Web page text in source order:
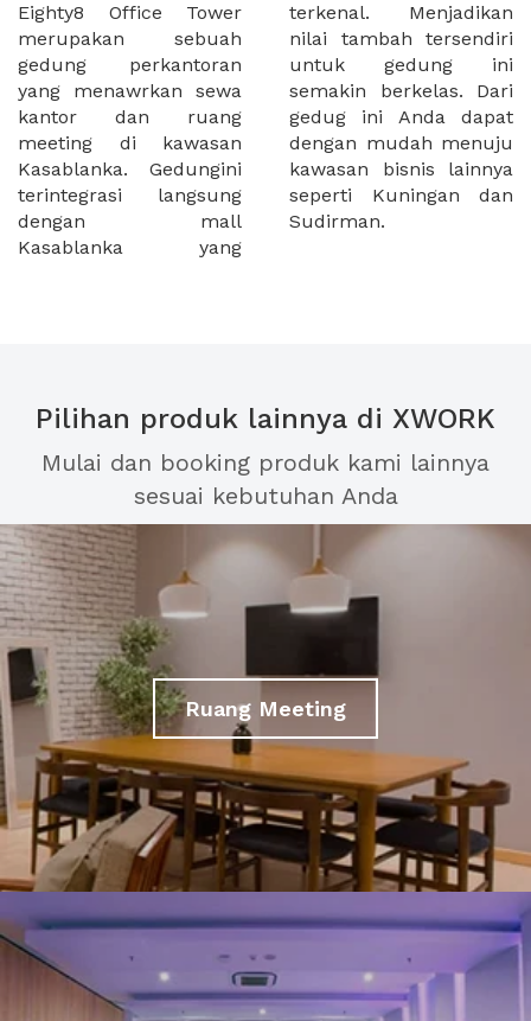
Eighty8 Office Tower
merupakan sebuah
gedung perkantoran
yang menawrkan sewa
kantor dan ruang
meeting di kawasan
Kasablanka. Gedungini
terintegrasi langsung
dengan mall
Kasablanka yang
terkenal. Menjadikan
nilai tambah tersendiri
untuk gedung ini
semakin berkelas. Dari
gedug ini Anda dapat
dengan mudah menuju
kawasan bisnis lainnya
seperti Kuningan dan
Sudirman.
Pilihan produk lainnya di XWORK
Mulai dan booking produk kami lainnya
sesuai kebutuhan Anda
Ruang Meeting